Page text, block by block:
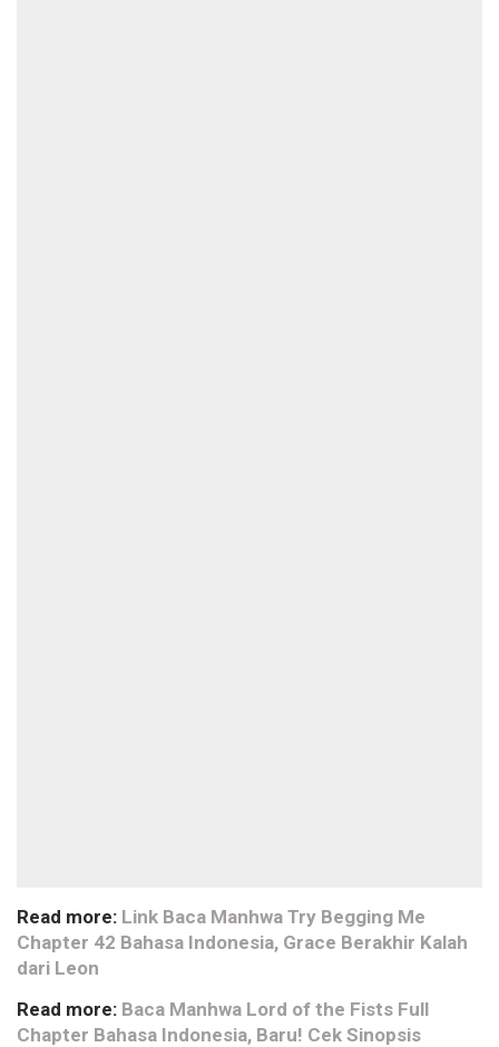
Read more: Link Baca Manhwa Try Begging Me
Chapter 42 Bahasa Indonesia, Grace Berakhir Kalah
dari Leon
Read more: Baca Manhwa Lord of the Fists Full
Chapter Bahasa Indonesia, Baru! Cek Sinopsis